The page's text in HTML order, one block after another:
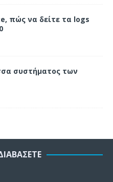
πώς να δείτε τα logs
συστήματος των